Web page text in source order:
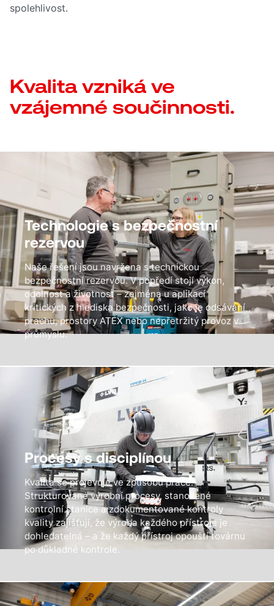
spolehlivost.
Kvalita vzniká ve
vzájemné součinnosti.
Technologie s bezpečnostní
rezervou
Naše řešení jsou navržena s technickou
bezpečnostní rezervou. V popředí stojí výkon,
odolnost a životnost – zejména u aplikací
kritických z hlediska bezpečnosti, jako je odsávání
prachu, prostory ATEX nebo nepřetržitý provoz v
průmyslu.
Procesy s disciplínou
Kvalita se projevuje ve způsobu práce.
Strukturované výrobní procesy, stanovené
kontrolní stanice a zdokumentované kontroly
kvality zajišťují, že výroba každého přístroje je
dohledatelná – a že každý přístroj opouští továrnu
po důkladné kontrole.